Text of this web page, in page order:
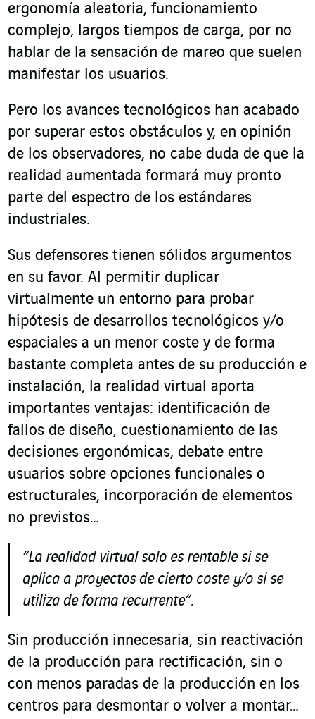
ergonomía aleatoria, funcionamiento
complejo, largos tiempos de carga, por no
hablar de la sensación de mareo que suelen
manifestar los usuarios.
Pero los avances tecnológicos han acabado
por superar estos obstáculos y, en opinión
de los observadores, no cabe duda de que la
realidad aumentada formará muy pronto
parte del espectro de los estándares
industriales.
Sus defensores tienen sólidos argumentos
en su favor. Al permitir duplicar
virtualmente un entorno para probar
hipótesis de desarrollos tecnológicos y/o
espaciales a un menor coste y de forma
bastante completa antes de su producción e
instalación, la realidad virtual aporta
importantes ventajas: identificación de
fallos de diseño, cuestionamiento de las
decisiones ergonómicas, debate entre
usuarios sobre opciones funcionales o
estructurales, incorporación de elementos
no previstos…
“La realidad virtual solo es rentable si se
aplica a proyectos de cierto coste y/o si se
utiliza de forma recurrente”.
Sin producción innecesaria, sin reactivación
de la producción para rectificación, sin o
con menos paradas de la producción en los
centros para desmontar o volver a montar…